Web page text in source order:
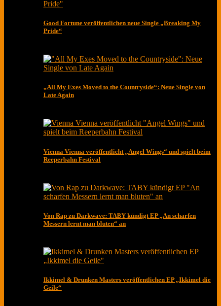
Good Fortune veröffentlichen neue Single „Breaking My
Pride“
„All My Exes Moved to the Countryside“: Neue Single von
Late Again
Vienna Vienna veröffentlicht „Angel Wings“ und spielt beim
Reeperbahn Festival
Von Rap zu Darkwave: TABY kündigt EP „An scharfen
Messern lernt man bluten“ an
Ikkimel & Drunken Masters veröffentlichen EP „Ikkimel die
Geile“